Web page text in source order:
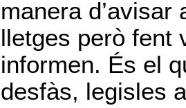
manera
lletges però fent
informen. És el
desfàs, legisles